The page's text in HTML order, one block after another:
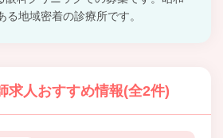
地域密着の診療所です。
求人おすすめ情報(全2件)